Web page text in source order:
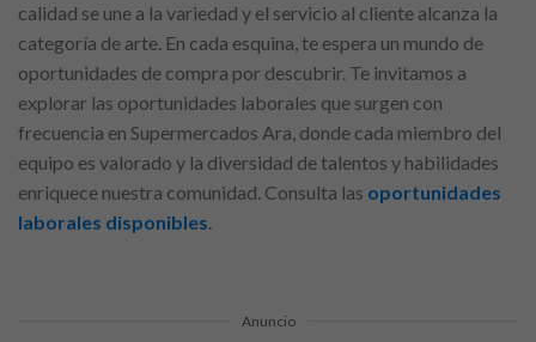
calidad se une a la variedad y el servicio al cliente alcanza la
categoría de arte. En cada esquina, te espera un mundo de
oportunidades de compra por descubrir. Te invitamos a
explorar las oportunidades laborales que surgen con
frecuencia en Supermercados Ara, donde cada miembro del
equipo es valorado y la diversidad de talentos y habilidades
enriquece nuestra comunidad. Consulta las oportunidades
laborales disponibles.
Anuncio